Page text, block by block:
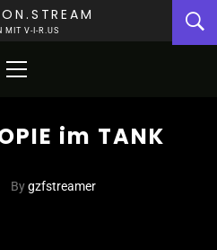
MIT V-I-R.US
im TANK
Bygzfstreamer